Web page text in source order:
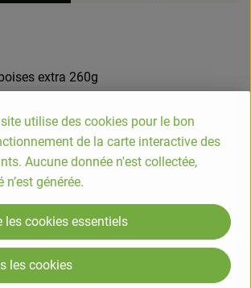
extra 260g
à la texture généreuse, ni trop
Elle est l'alliée idéale pour démarrer
découvrez toute l'authenticité de ce
de canne*, jus de citrons concentré*
biologiquee
site utilise des cookies pour le bon
de la carte interactive des
Aucune donnée n'est collectée,
générée.
les cookies essentiels
les cookies